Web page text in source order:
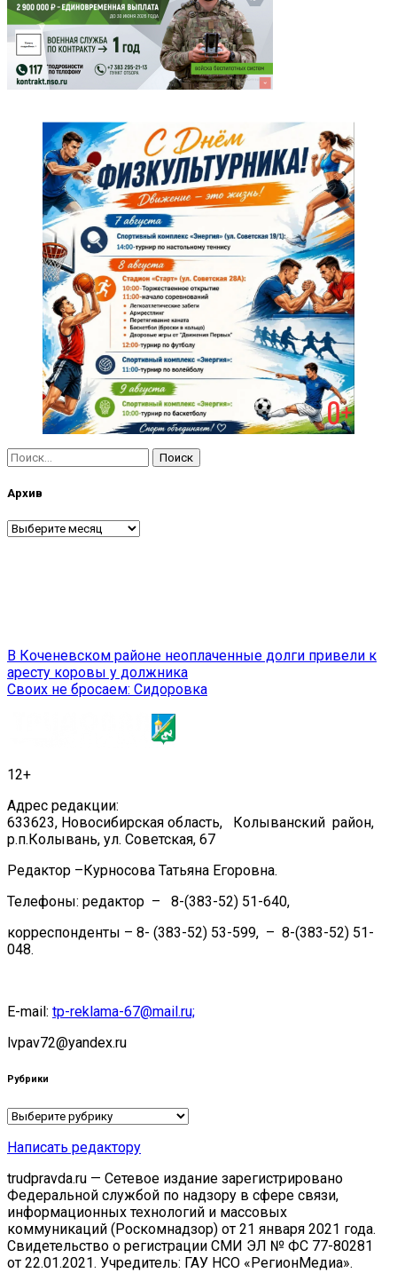
Найти:
Архив
Архив
Навигация
по
В Коченевском районе неоплаченные долги привели к
аресту коровы у должника
Своих не бросаем: Сидоровка
12+
Адрес редакции:
633623, Новосибирская область, Колыванский район,
р.п.Колывань, ул. Советская, 67
Редактор –Курносова Татьяна Егоровна.
Телефоны: редактор – 8-(383-52) 51-640,
корреспонденты – 8- (383-52) 53-599, – 8-(383-52) 51-
048.
E-mail: tp-reklama-67@mail.ru;
lvpav72@yandex.ru
Рубрики
Рубрики
Написать редактору
trudpravda.ru — Сетевое издание зарегистрировано
Федеральной службой по надзору в сфере связи,
информационных технологий и массовых
коммуникаций (Роскомнадзор) от 21 января 2021 года.
Свидетельство о регистрации СМИ ЭЛ № ФС 77-80281
от 22.01.2021. Учредитель: ГАУ НСО «РегионМедиа».